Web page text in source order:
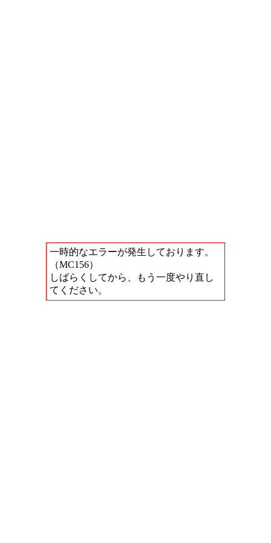
一時的なエラーが発生しております。
（MC156）
しばらくしてから、もう一度やり直し
てください。